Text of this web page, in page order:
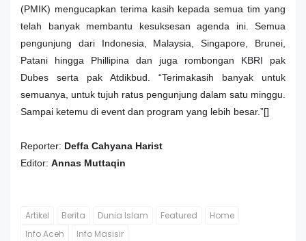
(PMIK) mengucapkan terima kasih kepada semua tim yang
telah banyak membantu kesuksesan agenda ini. Semua
pengunjung dari Indonesia, Malaysia, Singapore, Brunei,
Patani hingga Phillipina dan juga rombongan KBRI pak
Dubes serta pak Atdikbud. “Terimakasih banyak untuk
semuanya, untuk tujuh ratus pengunjung dalam satu minggu.
Sampai ketemu di event dan program yang lebih besar.”[]
Reporter: Deffa Cahyana Harist
Editor: Annas Muttaqin
Artikel Berita Dunia Islam Featured
Home
Info Aceh
Info Masisir